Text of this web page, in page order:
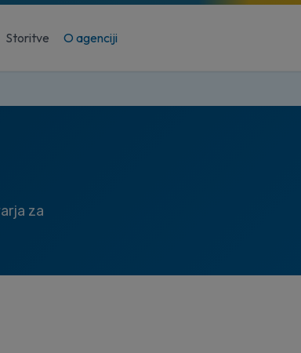
Storitve O agenciji
za